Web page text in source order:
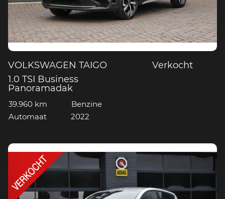
VOLKSWAGEN TAIGO
1.0 TSI Business
Panoramadak
Verkocht
39.960 km
Benzine
Automaat
2022